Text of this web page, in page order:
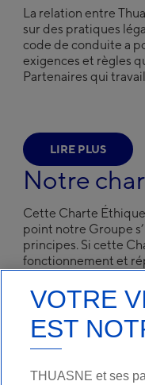
Netherlands
Nederlands
Poland
Polska
Slovakia
Español
Sweden
Svenska
Ukraine
український
United
English
Découvrez
English
Français
La relation entre
sur des pratiques
code de conduite a
exigences et règles
Partenaires qui
LIRE PLUS
Notre
Cette Charte
point notre Groupe
principes. Si cette
fonctionnement et
philosophie de
production, en
dont
personnes dans leur
VOTRE
EST
THUASNE et ses